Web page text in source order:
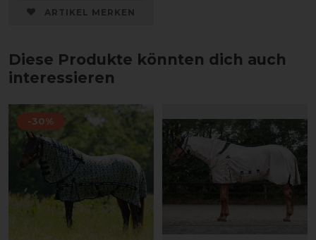
ARTIKEL MERKEN
Diese Produkte könnten dich auch
interessieren
-30%